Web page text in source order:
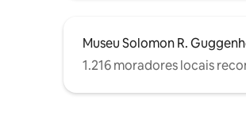
Museu Solomon R.
1.216 moradores locais